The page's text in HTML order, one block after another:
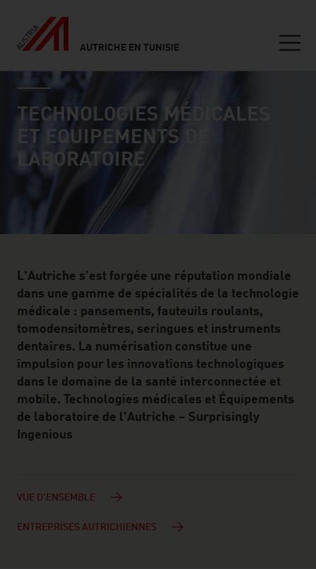
AUTRICHE EN TUNISIE
Inhalt
industry page
TECHNOLOGIES MÉDICALES
ET EQUIPEMENTS DE
LABORATOIRE
L'Autriche s'est forgée une réputation mondiale
dans une gamme de spécialités de la technologie
médicale : pansements, fauteuils roulants,
tomodensitomètres, seringues et instruments
dentaires. La numérisation constitue une
impulsion pour les innovations technologiques
dans le domaine de la santé interconnectée et
mobile. Technologies médicales et Équipements
de laboratoire de l'Autriche – Surprisingly
Ingenious
VUE D'ENSEMBLE
ENTREPRISES AUTRICHIENNES